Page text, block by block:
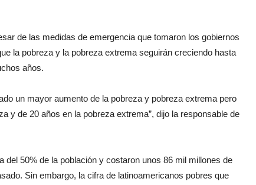
de las medidas de emergencia que tomaron los gobiernos
la pobreza y la pobreza extrema seguirán creciendo hasta
años.
un mayor aumento de la pobreza y pobreza extrema pero
y de 20 años en la pobreza extrema”, dijo la responsable de
del 50% de la población y costaron unos 86 mil millones de
Sin embargo, la cifra de latinoamericanos pobres que